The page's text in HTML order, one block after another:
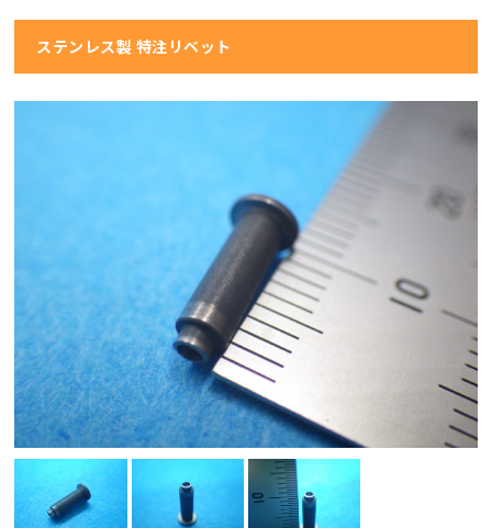
ステンレス製 特注リベット